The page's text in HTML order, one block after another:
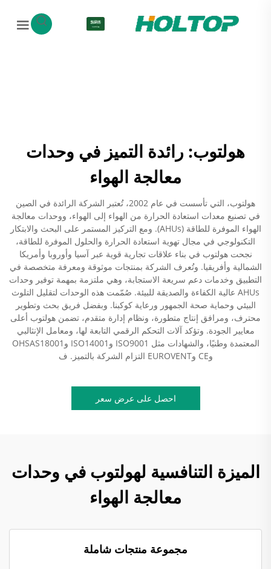
هولتوب: رائدة التميز في وحدات
معالجة الهواء
هولتوب، التي تأسست في عام 2002، تُعتبر الشركة الرائدة في الصين
في تصنيع معدات استعادة الحرارة من الهواء إلى الهواء، ووحدات معالجة
الهواء الموفرة للطاقة (AHUs). ومع التركيز المستمر على البحث والابتكار
التكنولوجي في مجال تهوية استعادة الحرارة والحلول الموفرة للطاقة،
نجحت هولتوب في بناء علاقات تجارية قوية عبر آسيا وأوروبا وأمريكا
الشمالية وأفريقيا. وتُعرف الشركة بمنتجات موثوقة ومعرفة متخصصة في
التطبيق وخدمات دعم سريعة الاستجابة، وهي ملتزمة بمهمة توفير وحدات
AHUs عالية الكفاءة والصديقة للبيئة. صُمّمت هذه الوحدات لتقليل التلوث
البيئي وحماية صحة الجمهور ورعاية كوكبنا. وبفضل فريق بحث وتطوير
محترف، ومرافق إنتاج متطورة، ونظام إدارة متقدم، تضمن هولتوب أعلى
معايير الجودة. وتؤكد آلات التحكم الرقمي التابعة لها، ومعامل الإنثالبي
المعتمدة وطنيًا، والشهادات مثل ISO9001 وISO14001 وOHSAS18001
وCE وEUROVENT التزام الشركة بالتميز. ف
احصل على عرض سعر
الميزة التنافسية لهولتوب في وحدات
معالجة الهواء
مجموعة منتجات شاملة